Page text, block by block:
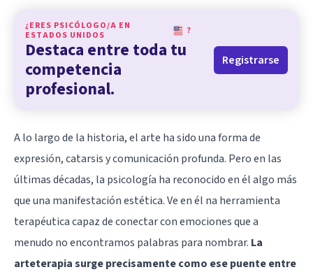
¿ERES PSICÓLOGO/A EN
ESTADOS UNIDOS
?
Destaca entre toda tu
competencia
profesional.
Registrarse
A lo largo de la historia, el arte ha sido una forma de
expresión, catarsis y comunicación profunda. Pero en las
últimas décadas, la psicología ha reconocido en él algo más
que una manifestación estética. Ve en él na herramienta
terapéutica capaz de conectar con emociones que a
menudo no encontramos palabras para nombrar. La
arteterapia surge precisamente como ese puente entre